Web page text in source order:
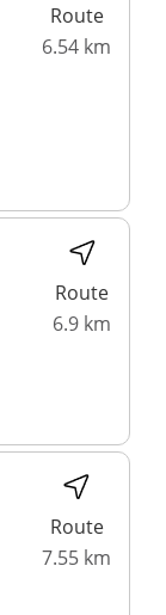
Route
6.54 km
Route
6.9 km
Route
7.55 km